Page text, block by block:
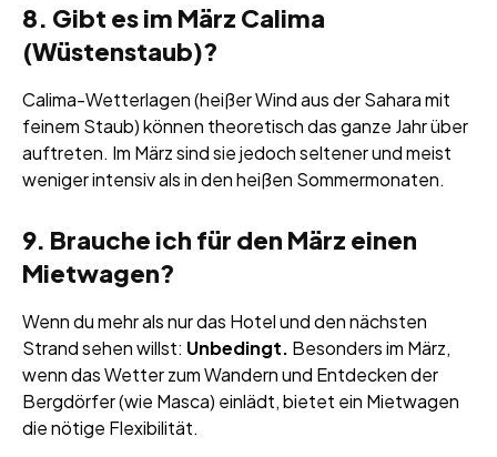
8. Gibt es im März Calima
(Wüstenstaub)?
Calima-Wetterlagen (heißer Wind aus der Sahara mit
feinem Staub) können theoretisch das ganze Jahr über
auftreten. Im März sind sie jedoch seltener und meist
weniger intensiv als in den heißen Sommermonaten.
9. Brauche ich für den März einen
Mietwagen?
Wenn du mehr als nur das Hotel und den nächsten
Strand sehen willst: Unbedingt. Besonders im März,
wenn das Wetter zum Wandern und Entdecken der
Bergdörfer (wie Masca) einlädt, bietet ein Mietwagen
die nötige Flexibilität.